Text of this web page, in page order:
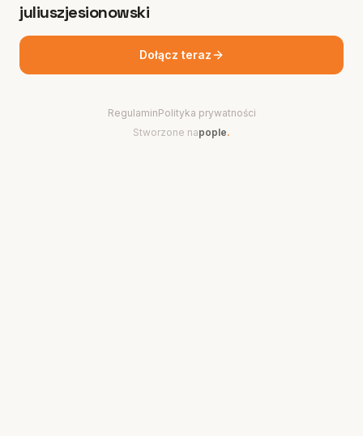
juliuszjesionowski
Dołącz teraz
RegulaminPolityka prywatności
Stworzone napople.